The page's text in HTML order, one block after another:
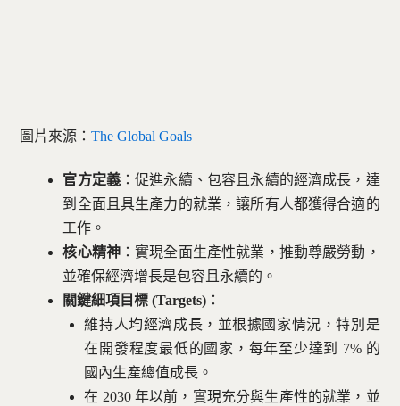
圖片來源：The Global Goals
官方定義 ：促進永續、包容且永續的經濟成長，達
到全面且具生產力的就業，讓所有人都獲得合適的
工作。
核心精神 ：實現全面生產性就業，推動尊嚴勞動，
並確保經濟增長是包容且永續的。
關鍵細項目標 (Targets) ：
維持人均經濟成長，並根據國家情況，特別是
在開發程度最低的國家，每年至少達到 7% 的
國內生產總值成長。
在 2030 年以前，實現充分與生產性的就業，並